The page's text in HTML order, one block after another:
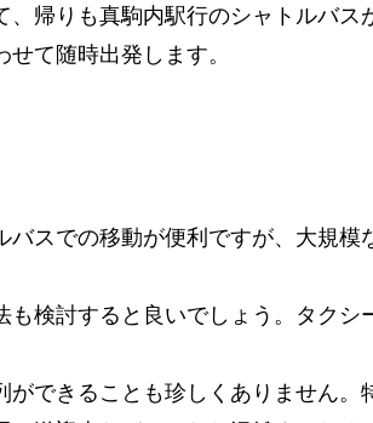
帰りも真駒内駅行のシャトルバ
て随時出発します。
スでの移動が便利ですが、大規
検討すると良いでしょう。タク
できることも珍しくありません